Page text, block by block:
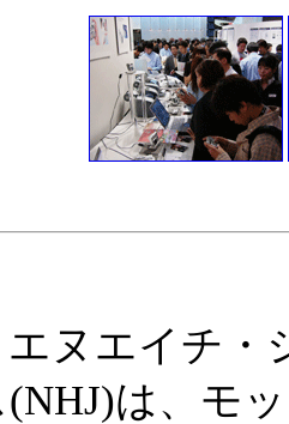
ヌエイチ・
(NHJ)は、モ